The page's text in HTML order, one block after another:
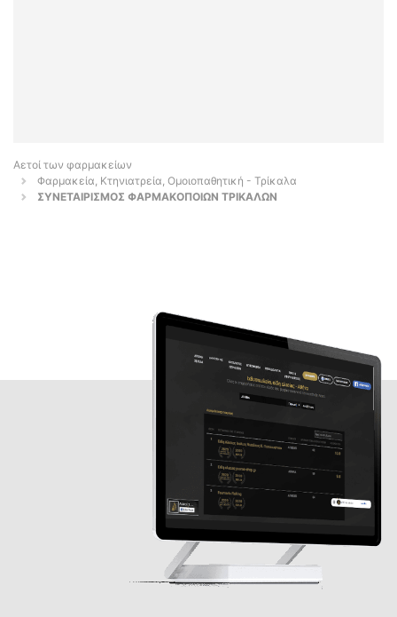
Αετοί των φαρμακείων
Φαρμακεία, Κτηνιατρεία, Ομοιοπαθητική - Τρίκαλα
ΣΥΝΕΤΑΙΡΙΣΜΟΣ ΦΑΡΜΑΚΟΠΟΙΩΝ ΤΡΙΚΑΛΩΝ